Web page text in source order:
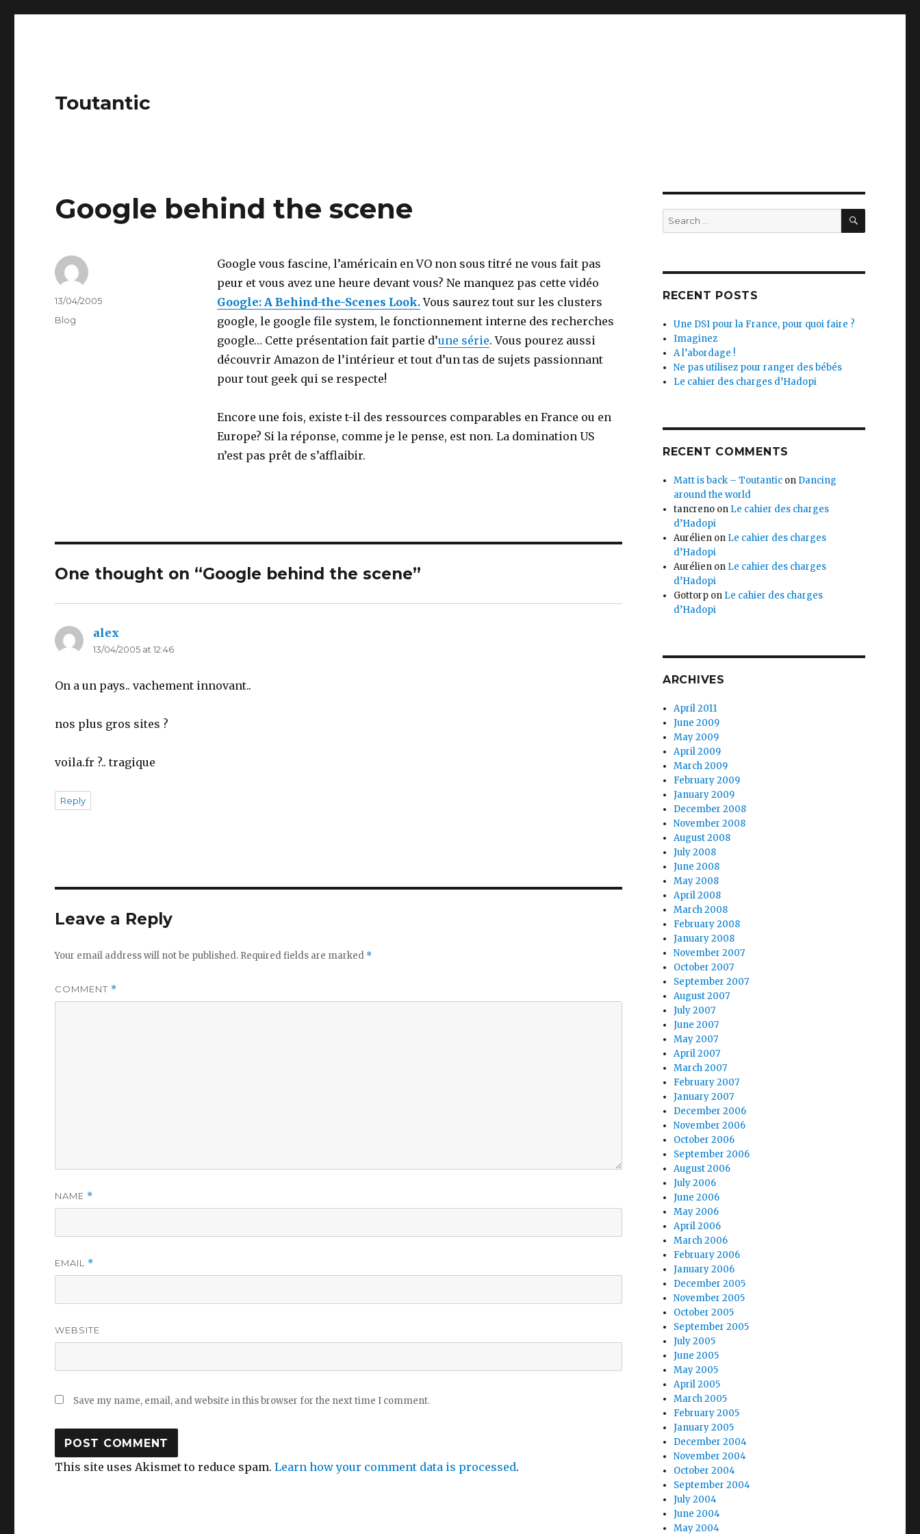
Toutantic
Google behind the scene
Google vous fascine, l’américain en VO non sous titré ne vous fait pas
peur et vous avez une heure devant vous? Ne manquez pas cette vidéo
Google: A Behind-the-Scenes Look.Vous saurez tout sur les clusters
google, le google file system, le fonctionnement interne des recherches
google… Cette présentation fait partie d’une série. Vous pourez aussi
découvrir Amazon de l’intérieur et tout d’un tas de sujets passionnant
pour tout geek qui se respecte!
Encore une fois, existe t-il des ressources comparables en France ou en
Europe? Si la réponse, comme je le pense, est non. La domination US
n’est pas prêt de s’afflaibir.
Author
Posted
on
13/04/2005
Categories
Blog
One thought on “Google behind the scene”
alex
13/04/2005 at 12:46
On a un pays.. vachement innovant..
nos plus gros sites ?
voila.fr ?.. tragique
Reply
Leave a Reply
Your email address will not be published. Required fields are marked *
COMMENT *
NAME *
EMAIL *
WEBSITE
Save my name, email, and website in this browser for the next time I comment.
This site uses Akismet to reduce spam.Learn how your comment data is processed.
Search
for:
SEARCH
RECENT POSTS
Une DSI pour la France, pour quoi faire ?
Imaginez
A l’abordage !
Ne pas utilisez pour ranger des bébés
Le cahier des charges d’Hadopi
RECENT COMMENTS
Matt is back – Toutantic on Dancing
around the world
tancreno on Le cahier des charges
d’Hadopi
Aurélien on Le cahier des charges
d’Hadopi
Aurélien on Le cahier des charges
d’Hadopi
Gottorp on Le cahier des charges
d’Hadopi
ARCHIVES
April 2011
June 2009
May 2009
April 2009
March 2009
February 2009
January 2009
December 2008
November 2008
August 2008
July 2008
June 2008
May 2008
April 2008
March 2008
February 2008
January 2008
November 2007
October 2007
September 2007
August 2007
July 2007
June 2007
May 2007
April 2007
March 2007
February 2007
January 2007
December 2006
November 2006
October 2006
September 2006
August 2006
July 2006
June 2006
May 2006
April 2006
March 2006
February 2006
January 2006
December 2005
November 2005
October 2005
September 2005
July 2005
June 2005
May 2005
April 2005
March 2005
February 2005
January 2005
December 2004
November 2004
October 2004
September 2004
July 2004
June 2004
May 2004